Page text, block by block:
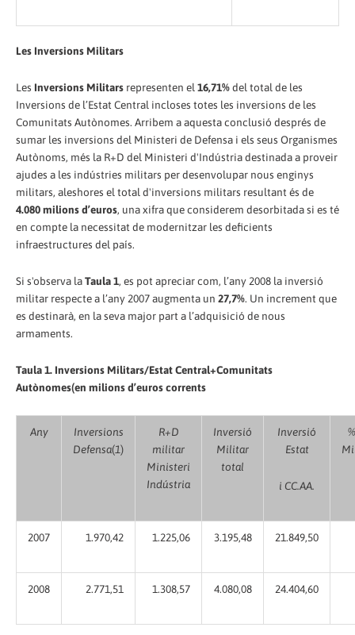
Les Inversions Militars
Les Inversions Militars representen el 16,71%del total de les
Inversions de l’Estat Central incloses totes les inversions de les
Comunitats Autònomes. Arribem a aquesta conclusió després de
sumar les inversions del Ministeri de Defensa i els seus Organismes
Autònoms, més la R+D del Ministeri d'Indústria destinada a proveir
ajudes a les indústries militars per desenvolupar nous enginys
militars, aleshores el total d'inversions militars resultant és de
4.080 milions d’euros, una xifra que considerem desorbitada si es té
en compte la necessitat de modernitzar les deficients
infraestructures del país.
Si s'observa laTaula 1, es pot apreciar com, l’any 2008 la inversió
militar respecte a l’any 2007 augmenta un 27,7%. Un increment que
es destinarà, en la seva major part a l’adquisició de nous
armaments.
Taula 1. Inversions Militars/Estat Central+Comunitats
Autònomes(en milions d’euros corrents
Any
Inversions
Defensa(1)
R+D
militar
Ministeri
Indústria
Inversió
Militar
total
Inversió
Estat
i CC.AA.
2007 1.970,42 1.225,06 3.195,48 21.849,50
2008 2.771,51 1.308,57 4.080,08 24.404,60